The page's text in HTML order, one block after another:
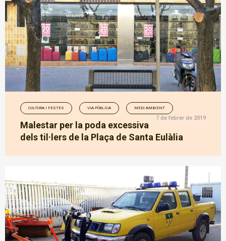
CULTURA I FESTES VIA PÚBLICA MEDI AMBIENT
7 de febrer de 2019
Malestar per la poda excessiva
dels til·lers de la Plaça de Santa Eulàlia